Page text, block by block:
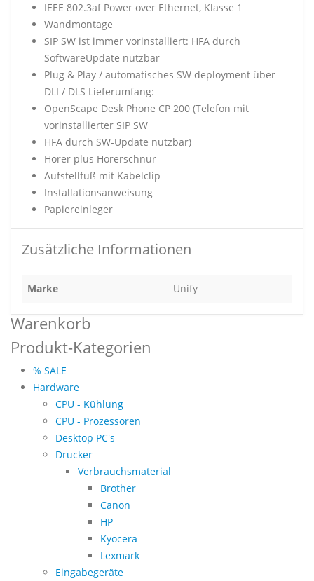
IEEE 802.3af Power over Ethernet, Klasse 1
Wandmontage
SIP SW ist immer vorinstalliert: HFA durch
SoftwareUpdate nutzbar
Plug & Play / automatisches SW deployment über
DLI / DLS Lieferumfang:
OpenScape Desk Phone CP 200 (Telefon mit
vorinstallierter SIP SW
HFA durch SW-Update nutzbar)
Hörer plus Hörerschnur
Aufstellfuß mit Kabelclip
Installationsanweisung
Papiereinleger
Zusätzliche Informationen
Marke Unify
Warenkorb
Produkt-Kategorien
% SALE
Hardware
CPU - Kühlung
CPU - Prozessoren
Desktop PC's
Drucker
Verbrauchsmaterial
Brother
Canon
HP
Kyocera
Lexmark
Eingabegeräte